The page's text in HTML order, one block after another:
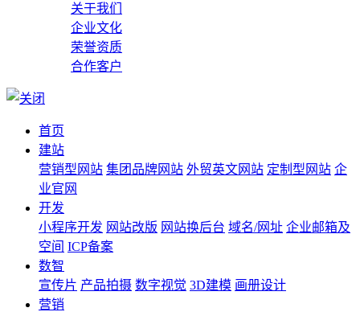
关于我们
企业文化
荣誉资质
合作客户
首页
建站
营销型网站 集团品牌网站 外贸英文网站 定制型网站 企
业官网
开发
小程序开发 网站改版 网站换后台 域名/网址 企业邮箱及
空间 ICP备案
数智
宣传片 产品拍摄 数字视觉 3D建模 画册设计
营销